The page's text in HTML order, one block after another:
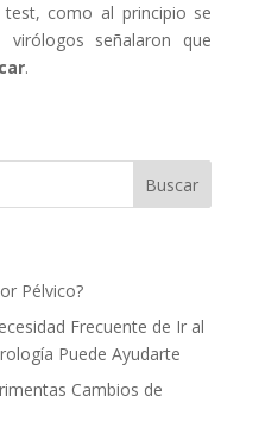
como al principio se
señalaron que
.
Pélvico?
Frecuente de Ir al
Puede Ayudarte
Cambios de